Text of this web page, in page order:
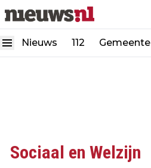
Nieuws 112 Gemeente
Sociaal en Welzijn